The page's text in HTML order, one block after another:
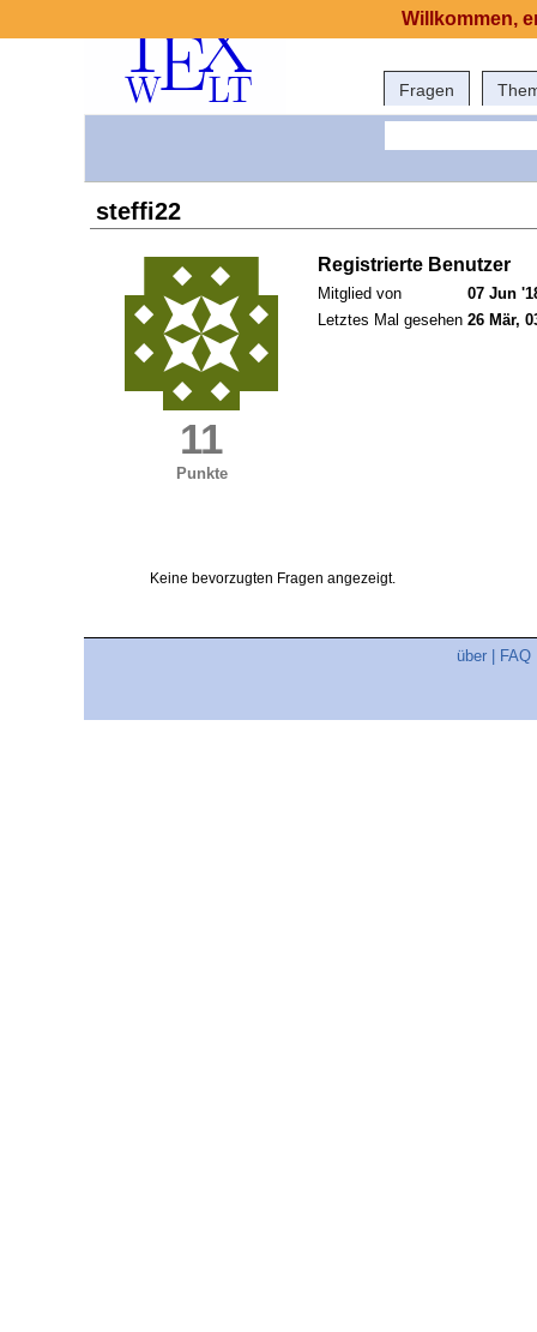
Fragen
steffi22
11
Punkte
Registrierte Benutzer
Mitglied von
07 Jun
Letztes Mal gesehen 26 Mär,
Keine bevorzugten Fragen angezeigt.
über FAQ
Willkommen,